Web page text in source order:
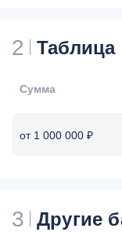
2 Таблица
Сумма
от 1 000 000 ₽
3 Другие